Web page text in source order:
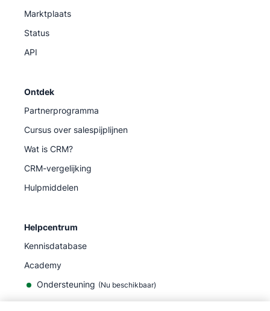
Marktplaats
Status
API
Ontdek
Partnerprogramma
Cursus over salespijplijnen
Wat is CRM?
CRM-vergelijking
Hulpmiddelen
Helpcentrum
Kennisdatabase
Academy
Ondersteuning (Nu beschikbaar)